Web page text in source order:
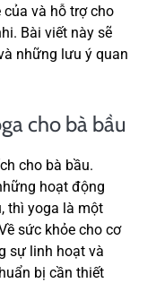
của và hỗ trợ cho
Bài viết này sẽ
những lưu ý quan
cho bà bầu
cho bà bầu.
hoạt động
thì yoga là một
sức khỏe cho cơ
sự linh hoạt và
bị cần thiết